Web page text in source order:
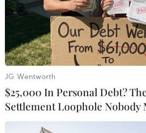
TIN LIÊN QUAN
JG Wentworth
$25,000 In Personal Debt?
Settlement Loophole Nobody